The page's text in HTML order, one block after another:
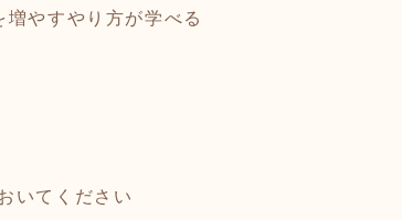
やすやり方が学べる
いてください